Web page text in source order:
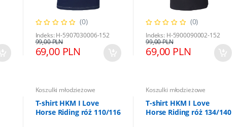
(0)
Indeks: H-5907030006-152
69,00 PLN
99,00 PLN
(0)
Indeks: H-5900090002-152
69,00 PLN
99,00 PLN
Koszulki młodzieżowe
T-shirt HKM I Love
Horse Riding róż 110/116
Koszulki młodzieżowe
T-shirt HKM I Love
Horse Riding róż 134/140